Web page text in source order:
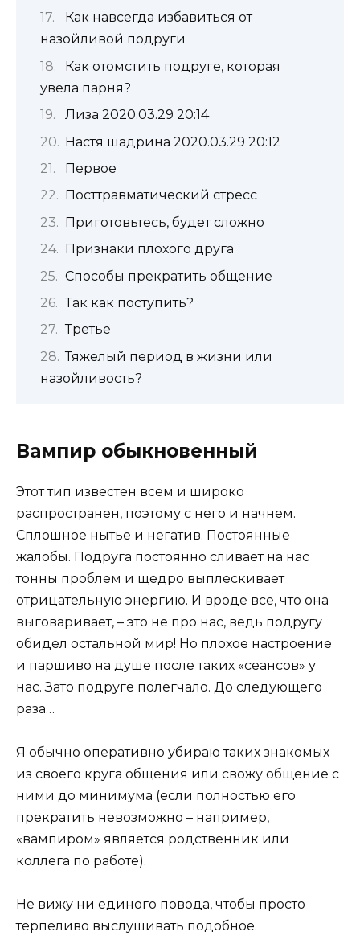
Как навсегда избавиться от
назойливой подруги
Как отомстить подруге, которая
увела парня?
Лиза 2020.03.29 20:14
Настя шадрина 2020.03.29 20:12
Первое
Посттравматический стресс
Приготовьтесь, будет сложно
Признаки плохого друга
Способы прекратить общение
Так как поступить?
Третье
Тяжелый период в жизни или
назойливость?
Вампир обыкновенный
Этот тип известен всем и широко
распространен, поэтому с него и начнем.
Сплошное нытье и негатив. Постоянные
жалобы. Подруга постоянно сливает на нас
тонны проблем и щедро выплескивает
отрицательную энергию. И вроде все, что она
выговаривает, – это не про нас, ведь подругу
обидел остальной мир! Но плохое настроение
и паршиво на душе после таких «сеансов» у
нас. Зато подруге полегчало. До следующего
раза…
Я обычно оперативно убираю таких знакомых
из своего круга общения или свожу общение с
ними до минимума (если полностью его
прекратить невозможно – например,
«вампиром» является родственник или
коллега по работе).
Не вижу ни единого повода, чтобы просто
терпеливо выслушивать подобное.